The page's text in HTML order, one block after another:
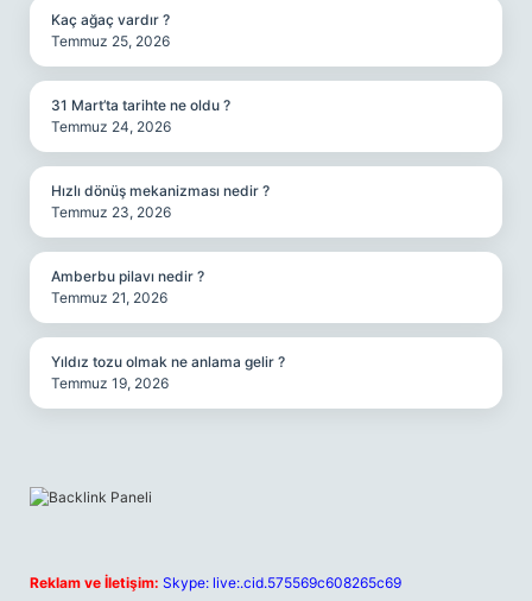
Kaç ağaç vardır ?
Temmuz 25, 2026
31 Mart’ta tarihte ne oldu ?
Temmuz 24, 2026
Hızlı dönüş mekanizması nedir ?
Temmuz 23, 2026
Amberbu pilavı nedir ?
Temmuz 21, 2026
Yıldız tozu olmak ne anlama gelir ?
Temmuz 19, 2026
Reklam ve İletişim: Skype: live:.cid.575569c608265c69